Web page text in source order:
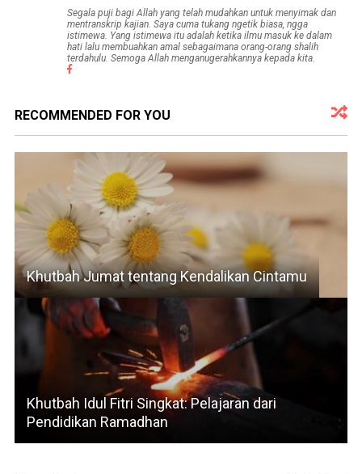
Segala puji bagi Allah yang telah mudahkan untuk menyimak dan
mentranskrip kajian. Saya cuma tukang ngetik biasa, ngga
istimewa. Yang istimewa itu adalah ketika ilmu masuk ke dalam
hati lalu membuahkan amal sebagaimana orang-orang shalih
terdahulu. Semoga Allah menganugerahkannya kepada kita.
RECOMMENDED FOR YOU
Khutbah Jumat tentang Kendalikan Cintamu
Khutbah Idul Fitri Singkat: Pelajaran dari
Pendidikan Ramadhan